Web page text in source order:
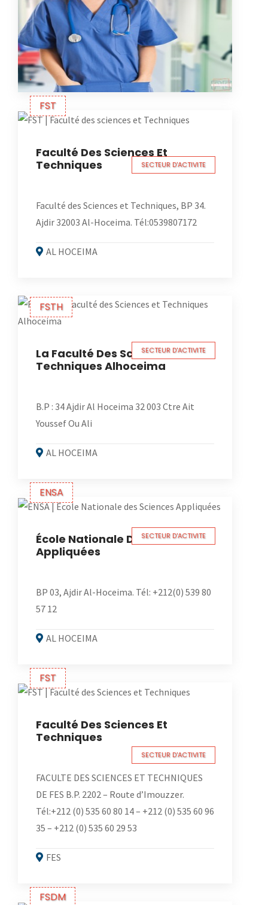
FST
Faculté Des Sciences Et
Techniques
Faculté des Sciences et Techniques, BP 34.
Ajdir 32003 Al-Hoceima. Tél:0539807172
AL HOCEIMA
FSTH
SECTEUR D'ACTIVITE
La Faculté Des Sciences Et
Techniques Alhoceima
B.P : 34 Ajdir Al Hoceima 32 003 Ctre Ait
Youssef Ou Ali
AL HOCEIMA
ENSA
SECTEUR D'ACTIVITE
École Nationale Des Sciences
Appliquées
BP 03, Ajdir Al-Hoceima. Tél: +212(0) 539 80
57 12
AL HOCEIMA
FST
SECTEUR D'ACTIVITE
Faculté Des Sciences Et
Techniques
FACULTE DES SCIENCES ET TECHNIQUES
DE FES B.P. 2202 – Route d’Imouzzer.
Tél:+212 (0) 535 60 80 14 – +212 (0) 535 60 96
35 – +212 (0) 535 60 29 53
FES
FSDM
SECTEUR D'ACTIVITE